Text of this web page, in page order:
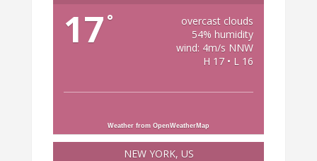
17 °
overcast clouds
54% humidity
wind: 4m/s NNW
H 17 • L 16
Weather from OpenWeatherMap
NEW YORK, US